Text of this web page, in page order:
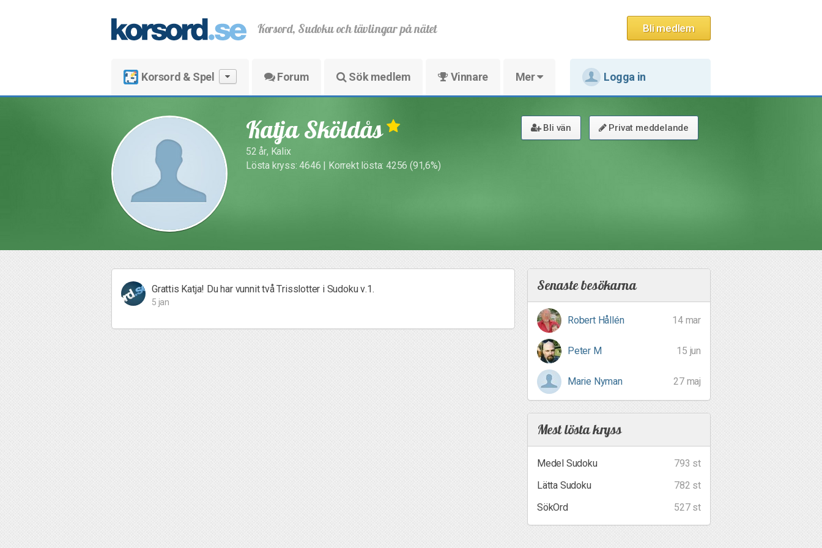
Bli medlem
Korsord, Sudoku och tävlingar på nätet
Korsord & Spel Forum Sök medlem Vinnare Mer Logga in
Katja Sköldås
52 år, Kalix
Lösta kryss: 4646 | Korrekt lösta: 4256 (91,6%)
Bli vän Privat meddelande
Grattis Katja! Du har vunnit två Trisslotter i Sudoku v.1.
5 jan
Senaste besökarna
Robert Hållén 14 mar
Peter M 15 jun
Marie Nyman 27 maj
Mest lösta kryss
Medel Sudoku
793 st
Lätta Sudoku
782 st
SökOrd
527 st